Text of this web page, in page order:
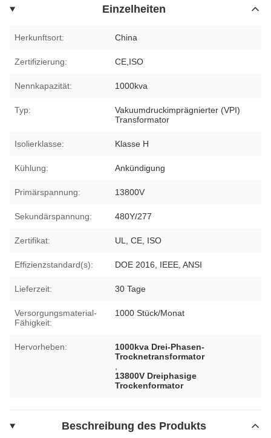
Einzelheiten
Herkunftsort: China
Zertifizierung: CE,ISO
Nennkapazität: 1000kva
Typ:
Vakuumdruckimprägnierter (VPI)
Transformator
Isolierklasse: Klasse H
Kühlung: Ankündigung
Primärspannung: 13800V
Sekundärspannung: 480Y/277
Zertifikat: UL, CE, ISO
Effizienzstandard(s): DOE 2016, IEEE, ANSI
Lieferzeit: 30 Tage
Versorgungsmaterial-
Fähigkeit:
1000 Stück/Monat
Hervorheben:
1000kva Drei-Phasen-
Trocknetransformator
13800V Dreiphasige
Trockenformator
Beschreibung des Produkts